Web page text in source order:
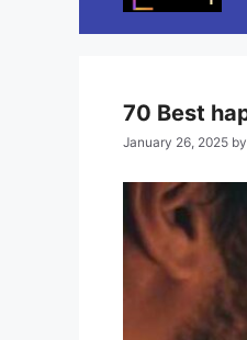
70 Best
January 26, 2025 by